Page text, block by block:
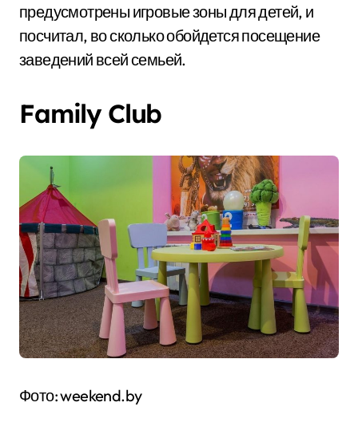
предусмотрены игровые зоны для детей, и
посчитал, во сколько обойдется посещение
заведений всей семьей.
Family Club
Фото: weekend.by